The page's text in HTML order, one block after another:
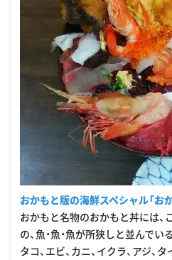
おかもと版の海鮮スペシャル「お
おかもと名物のおかもと丼には、
の、魚・魚・魚が所狭しと並んでい
タコ、エビ、カニ、イクラ、アジ、